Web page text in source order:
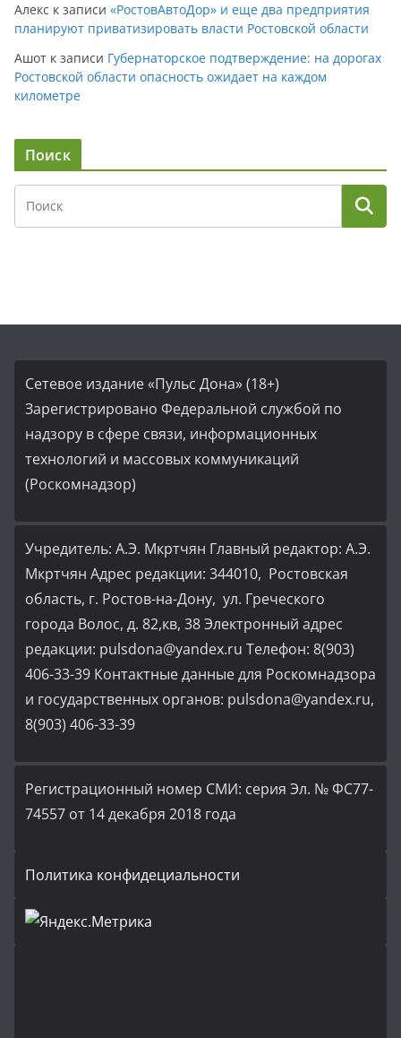
Алекс к записи «РостовАвтоДор» и еще два предприятия
планируют приватизировать власти Ростовской области
Ашот к записи Губернаторское подтверждение: на дорогах
Ростовской области опасность ожидает на каждом
километре
Поиск
Сетевое издание «Пульс Дона» (18+)
Зарегистрировано Федеральной службой по
надзору в сфере связи, информационных
технологий и массовых коммуникаций
(Роскомнадзор)
Учредитель: А.Э. Мкртчян Главный редактор: А.Э.
Мкртчян Адрес редакции: 344010, Ростовская
область, г. Ростов-на-Дону, ул. Греческого
города Волос, д. 82,кв, 38 Электронный адрес
редакции: pulsdona@yandex.ru Телефон: 8(903)
406-33-39 Контактные данные для Роскомнадзора
и государственных органов: pulsdona@yandex.ru,
8(903) 406-33-39
Регистрационный номер СМИ: серия Эл. № ФС77-
74557 от 14 декабря 2018 года
Политика конфидециальности